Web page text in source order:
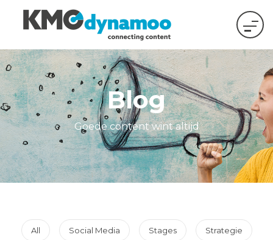
Blog
Goede content wint altijd
All Social Media Stages Strategie